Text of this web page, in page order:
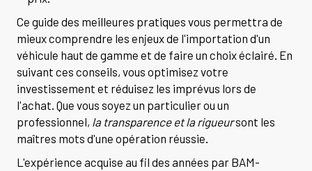
Ce guide des meilleures pratiques vous permettra de
mieux comprendre les enjeux de l'importation d'un
véhicule haut de gamme et de faire un choix éclairé. En
suivant ces conseils, vous optimisez votre
investissement et réduisez les imprévus lors de
l'achat. Que vous soyez un particulier ou un
professionnel, la transparence et la rigueursont les
maîtres mots d'une opération réussie.
L'expérience acquise au fil des années par BAM-